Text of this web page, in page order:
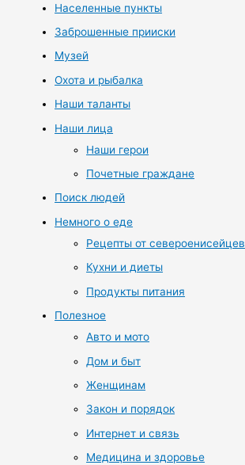
Населенные пункты
Заброшенные прииски
Музей
Охота и рыбалка
Наши таланты
Наши лица
Наши герои
Почетные граждане
Поиск людей
Немного о еде
Рецепты от североенисейцев
Кухни и диеты
Продукты питания
Полезное
Авто и мото
Дом и быт
Женщинам
Закон и порядок
Интернет и связь
Медицина и здоровье